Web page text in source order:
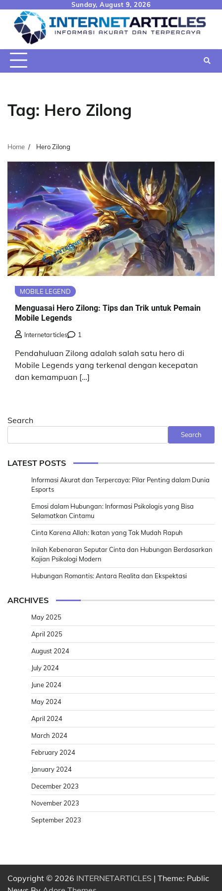
content
Sunday, August 9, 2026
Tag: Hero Zilong
Home Hero Zilong
MOBILE LEGEND
Menguasai Hero Zilong: Tips dan Trik untuk Pemain
Mobile Legends
Internetarticles 1
Pendahuluan Zilong adalah salah satu hero di
Mobile Legends yang terkenal dengan kecepatan
dan kemampuan […]
Search
Search
LATEST POSTS
Informasi Akurat dan Terpercaya: Pilar Penting dalam Dunia
Esports
Emosi dalam Hubungan: Informasi Psikologis yang Bisa
Selamatkan Cintamu
Cinta Karena Allah: Ikatan yang Tak Mudah Rapuh
Inilah Kebenaran Seputar Cinta dan Hubungan Berdasarkan
Kajian Psikologi Modern
Hubungan Romantis: Antara Realita dan Ekspektasi
ARCHIVES
May 2025
April 2025
August 2024
July 2024
June 2024
May 2024
April 2024
March 2024
February 2024
January 2024
December 2023
November 2023
September 2023
Copyright © 2026 INTERNETARTICLES | Theme: Public